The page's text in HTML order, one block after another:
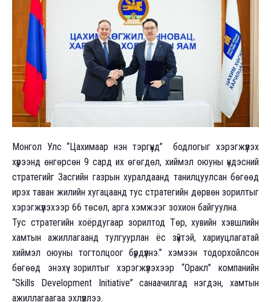
Монгол Улс “Цахимаар нэн тэргүүнд” бодлогыг хэрэгжүүлэх
хүрээнд өнгөрсөн 9 сард их өгөгдөл, хиймэл оюуны үндэсний
стратегийг Засгийн газрын хуралдаанд танилцуулсан бөгөөд
ирэх таван жилийн хугацаанд тус стратегийн дөрвөн зорилтыг
хэрэгжүүлэхээр 66 төсөл, арга хэмжээг зохион байгуулна.
Тус стратегийн хоёрдугаар зорилтод Төр, хувийн хэвшлийн
хамтын ажиллагаанд тулгуурлан ёс зүйтэй, хариуцлагатай
хиймэл оюуны тогтолцоог бүрдүүлнэ.” хэмээн тодорхойлсон
бөгөөд энэхүү зорилтыг хэрэгжүүлэхээр “Оракл” компанийн
“Skills Development Initiative” санаачилгад нэгдэн, хамтын
ажиллагаагаа эхлүүллээ.